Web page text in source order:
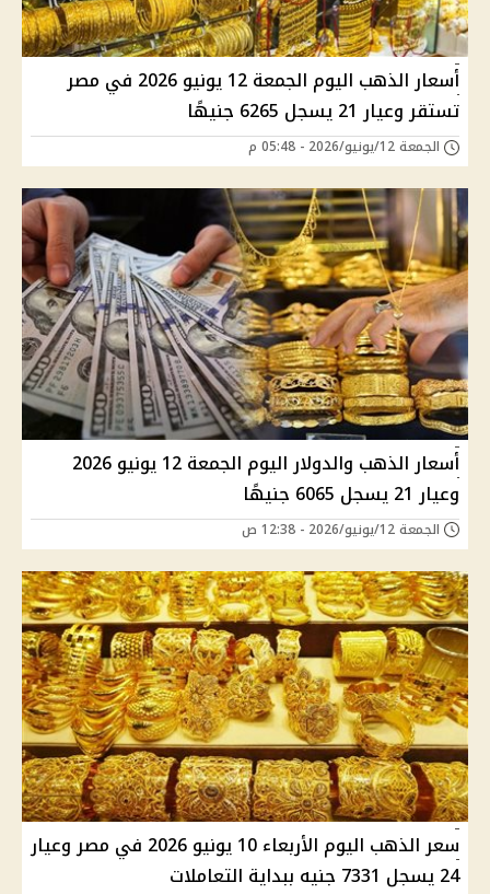
أسعار الذهب اليوم الجمعة 12 يونيو 2026 في مصر
تستقر وعيار 21 يسجل 6265 جنيهًا
الجمعة 12/يونيو/2026 - 05:48 م
أسعار الذهب والدولار اليوم الجمعة 12 يونيو 2026
وعيار 21 يسجل 6065 جنيهًا
الجمعة 12/يونيو/2026 - 12:38 ص
سعر الذهب اليوم الأربعاء 10 يونيو 2026 في مصر وعيار
24 يسجل 7331 جنيه ببداية التعاملات